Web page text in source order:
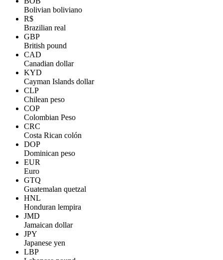
Bolivian boliviano
R$
Brazilian real
GBP
British pound
CAD
Canadian dollar
KYD
Cayman Islands dollar
CLP
Chilean peso
COP
Colombian Peso
CRC
Costa Rican colón
DOP
Dominican peso
EUR
Euro
GTQ
Guatemalan quetzal
HNL
Honduran lempira
JMD
Jamaican dollar
JPY
Japanese yen
LBP